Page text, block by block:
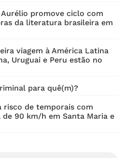
promove ciclo com
da literatura brasileira em
viagem à América Latina
Uruguai e Peru estão no
para quê(m)?
risco de temporais com
90 km/h em Santa Maria e